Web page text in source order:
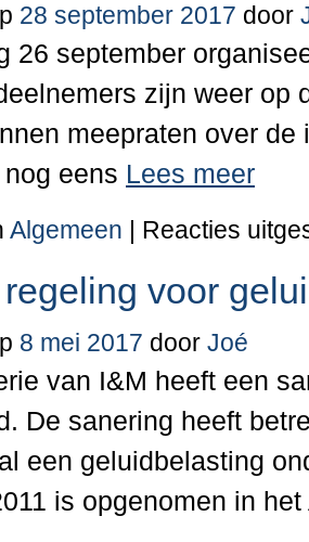
28 september 2017 door
26 september
zijn weer op
meepraten over
eens Lees meer
Algemeen | Reacties
voor
8 mei 2017 door Joé
van I&M heeft een
De sanering heeft
een geluidbelasting
is opgenomen in